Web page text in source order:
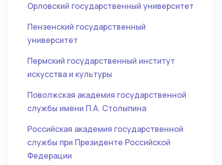
Орловский государственный университет
Пензенский государственный
университет
Пермский государственный институт
искусства и культуры
Поволжская академия государственной
службы имени П.А. Столыпина
Российская академия государственной
службы при Президенте Российской
Федерации